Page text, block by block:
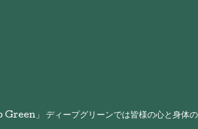
」 ディープグリーンでは皆様の心と身体